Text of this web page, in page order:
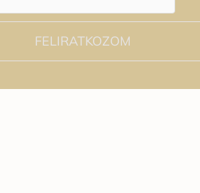
FELIRATKOZOM